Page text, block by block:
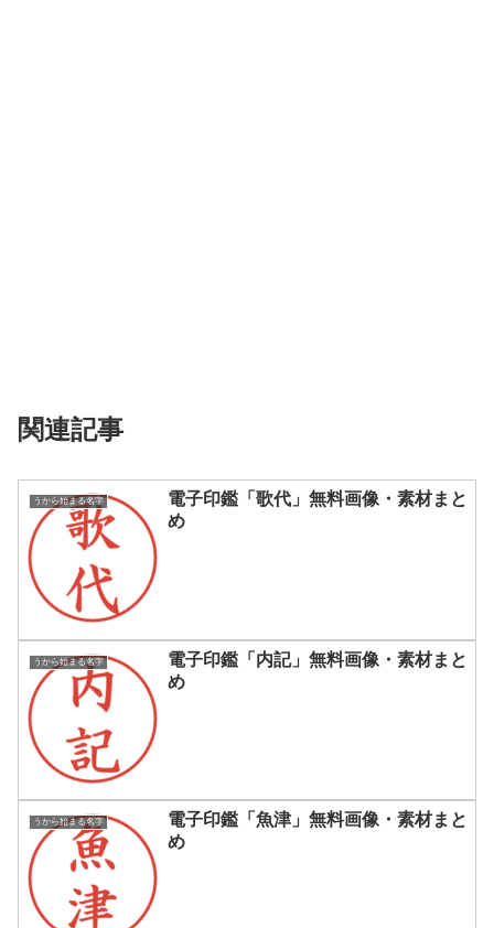
関連記事
うから始まる名字
電子印鑑「歌代」無料画像・素材まと
め
うから始まる名字
電子印鑑「内記」無料画像・素材まと
め
うから始まる名字
電子印鑑「魚津」無料画像・素材まと
め